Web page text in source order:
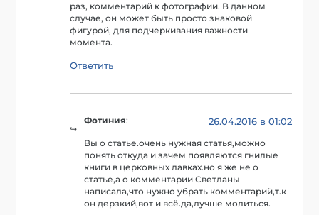
раз, комментарий к фотографии. В данном
случае, он может быть просто знаковой
фигурой, для подчеркивания важности
момента.
Ответить
Фотиния: 26.04.2016 в 01:02
Вы о статье.очень нужная статья,можно
понять откуда и зачем появляются гнилые
книги в церковных лавках.но я же не о
статье,а о комментарии Светланы
написала,что нужно убрать комментарий,т.к
он дерзкий,вот и всё.да,лучше молиться.